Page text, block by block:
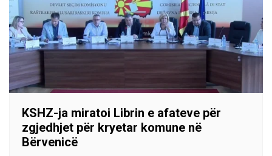
KSHZ-ja miratoi Librin e afateve për
zgjedhjet për kryetar komune në
Bërvenicë